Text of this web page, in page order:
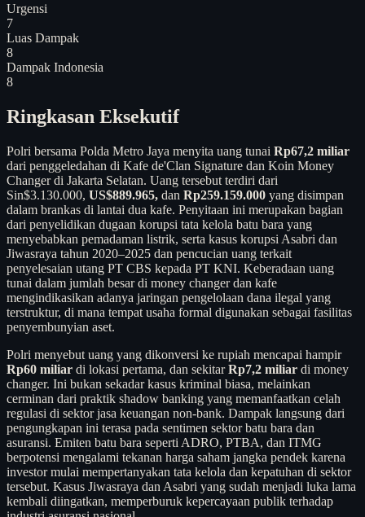
Urgensi
7
Luas Dampak
8
Dampak Indonesia
8
Ringkasan Eksekutif
Polri bersama Polda Metro Jaya menyita uang tunai Rp67,2 miliar
dari penggeledahan di Kafe de'Clan Signature dan Koin Money
Changer di Jakarta Selatan. Uang tersebut terdiri dari
Sin$3.130.000, US$889.965, dan Rp259.159.000 yang disimpan
dalam brankas di lantai dua kafe. Penyitaan ini merupakan bagian
dari penyelidikan dugaan korupsi tata kelola batu bara yang
menyebabkan pemadaman listrik, serta kasus korupsi Asabri dan
Jiwasraya tahun 2020–2025 dan pencucian uang terkait
penyelesaian utang PT CBS kepada PT KNI. Keberadaan uang
tunai dalam jumlah besar di money changer dan kafe
mengindikasikan adanya jaringan pengelolaan dana ilegal yang
terstruktur, di mana tempat usaha formal digunakan sebagai fasilitas
penyembunyian aset.
Polri menyebut uang yang dikonversi ke rupiah mencapai hampir
Rp60 miliar di lokasi pertama, dan sekitarRp7,2 miliar di money
changer. Ini bukan sekadar kasus kriminal biasa, melainkan
cerminan dari praktik shadow banking yang memanfaatkan celah
regulasi di sektor jasa keuangan non-bank. Dampak langsung dari
pengungkapan ini terasa pada sentimen sektor batu bara dan
asuransi. Emiten batu bara seperti ADRO, PTBA, dan ITMG
berpotensi mengalami tekanan harga saham jangka pendek karena
investor mulai mempertanyakan tata kelola dan kepatuhan di sektor
tersebut. Kasus Jiwasraya dan Asabri yang sudah menjadi luka lama
kembali diingatkan, memperburuk kepercayaan publik terhadap